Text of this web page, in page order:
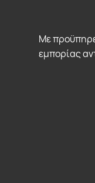
Με
εμπορίας